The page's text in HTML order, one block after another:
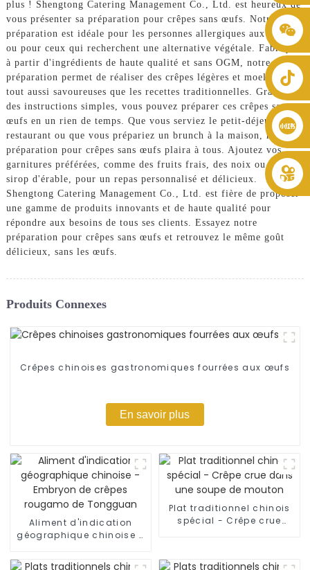
+86 8619946512999
plus ! Shengtong Catering Management Co., Ltd. est heureux de
vous présenter sa préparation pour crêpes sans œufs. Notre
préparation est idéale pour les personnes allergiques aux œufs
ou pour ceux qui recherchent une alternative végétale. Fabriquée
à partir d'ingrédients de haute qualité et sans OGM, notre
préparation permet de réaliser des crêpes légères et moelleuses,
tout aussi savoureuses que les recettes traditionnelles. Grâce à
des instructions simples, vous pouvez préparer ces crêpes sans
œufs en un rien de temps. Que vous serviez le petit-déjeuner au
restaurant ou que vous prépariez un brunch à la maison, notre
préparation pour crêpes sans œufs plaira à tous. Ajoutez vos
garnitures préférées, comme des fruits frais, des noix ou du
sirop d'érable, pour un repas personnalisé et délicieux.
Shengtong Catering Management Co., Ltd. est fière de proposer
une gamme de produits innovants et de haute qualité pour
répondre aux besoins de tous ses clients. Essayez notre
préparation pour crêpes sans œufs et retrouvez le même goût
délicieux, sans les œufs.
Produits Connexes
Crêpes chinoises gastronomiques fourrées aux œufs
En savoir plus
Aliment d'indication
géographique chinoise -
rougamo de Tongguan
Plat traditionnel chinois
spécial - Crêpe crue